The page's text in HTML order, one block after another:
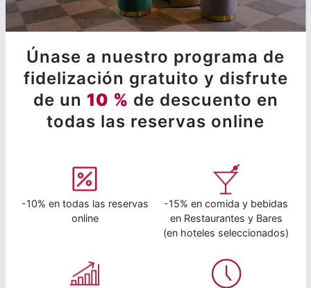
Únase a nuestro programa de
fidelización gratuito y disfrute
de un 10 % de descuento en
todas las reservas online
-10% en todas las reservas
online
-15% en comida y bebidas
en Restaurantes y Bares
(en hoteles seleccionados)